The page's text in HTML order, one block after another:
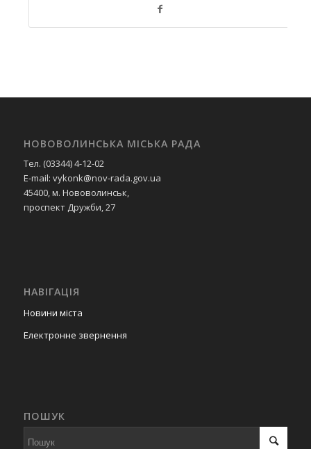
НОВОВОЛИНСЬКА МІСЬКА РАДА
Тел. (03344) 4-12-02
E-mail: vykonk@nov-rada.gov.ua
45400, м. Нововолинськ,
проспект Дружби, 27
НАВІГАЦІЯ
Новини міста
Електронне звернення
ПОШУК